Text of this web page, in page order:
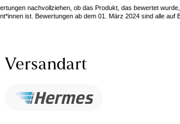
nachvollziehen, ob das Produkt, das bewertet
ist. Bewertungen ab dem 01. März 2024 sind alle auf
Versandart